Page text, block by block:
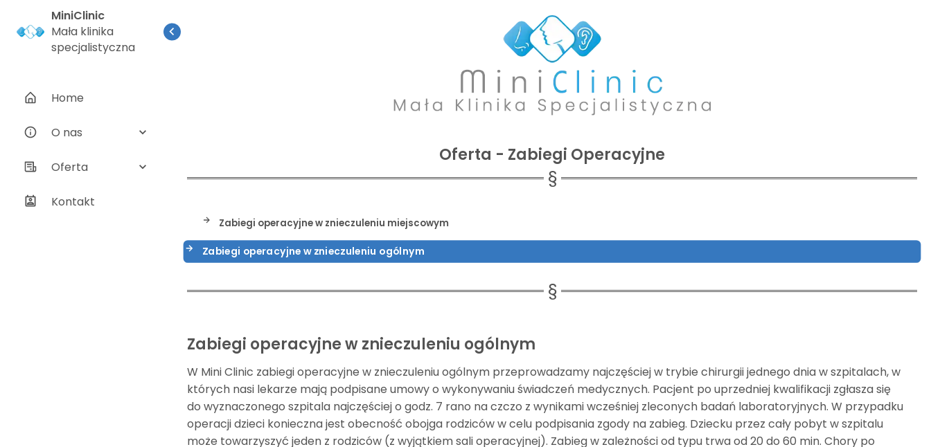
MiniClinic
Mała klinika
specjalistyczna
Home
O nas
Oferta
Kontakt
Oferta - Zabiegi Operacyjne
Zabiegi operacyjne w znieczuleniu miejscowym
Zabiegi operacyjne w znieczuleniu ogólnym
Zabiegi operacyjne w znieczuleniu ogólnym
W Mini Clinic zabiegi operacyjne w znieczuleniu ogólnym przeprowadzamy najczęściej w trybie chirurgii jednego dnia w szpitalach, w
których nasi lekarze mają podpisane umowy o wykonywaniu świadczeń medycznych. Pacjent po uprzedniej kwalifikacji zgłasza się
do wyznaczonego szpitala najczęściej o godz. 7 rano na czczo z wynikami wcześniej zleconych badań laboratoryjnych. W przypadku
operacji dzieci konieczna jest obecność obojga rodziców w celu podpisania zgody na zabieg. Dziecku przez cały pobyt w szpitalu
może towarzyszyć jeden z rodziców (z wyjątkiem sali operacyjnej). Zabieg w zależności od typu trwa od 20 do 60 min. Chory po